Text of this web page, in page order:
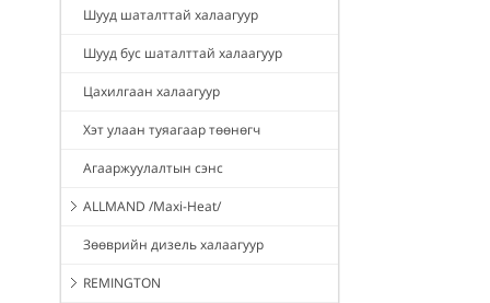
Шууд шаталттай халаагуур
Шууд бус шаталттай халаагуур
Цахилгаан халаагуур
Хэт улаан туяагаар төөнөгч
Агааржуулалтын сэнс
ALLMAND /Maxi-Heat/
Зөөврийн дизель халаагуур
REMINGTON